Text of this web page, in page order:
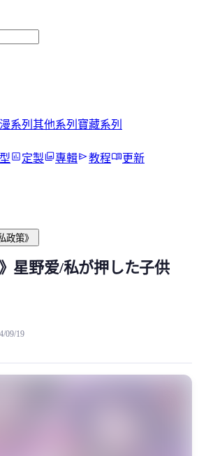
系列 其他系列 寶藏系列
assessment定製photo_library專輯send教程menu_book更新
政策》
星野愛/私が押した子供
星野愛是漫畫《我推的孩子》中的一個
星野爱是漫画《我推的孩子》中的一
Official source: https://klrvc.com.
星野爱/私が押した子供
09/19